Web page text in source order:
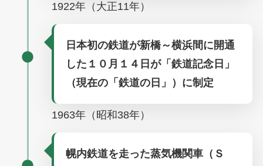
1922年（大正11年）
日本初の鉄道が新橋～横浜間に開通
した１０月１４日が「鉄道記念日」
（現在の「鉄道の日」）に制定
1963年（昭和38年）
幌内鉄道を走った蒸気機関車（Ｓ